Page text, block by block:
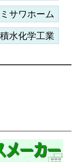
ミサワホーム
積水化学工業